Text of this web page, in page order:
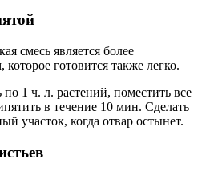
смесь является более
готовится также легко.
1 ч. л. растений, поместить все
в течение 10 мин. Сделать
участок, когда отвар остынет.